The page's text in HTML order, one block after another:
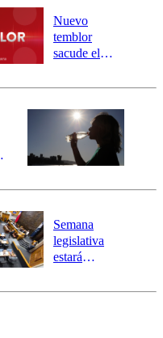
Nuevo
temblor
sacude el
revisa la
epicentro
en
Semana
legislativa
estará
el fin de la